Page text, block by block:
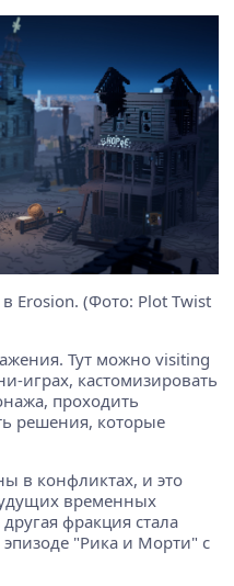
Erosion. (Фото: Plot Twist
Тут можно visiting
играх, кастомизировать
проходить
решения, которые
в конфликтах, и это
временных
фракция стала
"Рика и Морти" с